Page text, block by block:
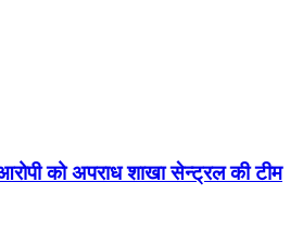
को अपराध शाखा सेन्ट्रल की टीम